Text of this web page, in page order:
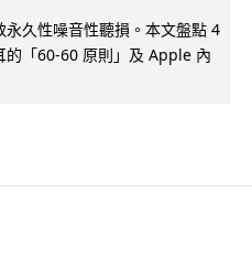
久性噪音性聽損。本文盤點 4
的「60-60 原則」及 Apple 內